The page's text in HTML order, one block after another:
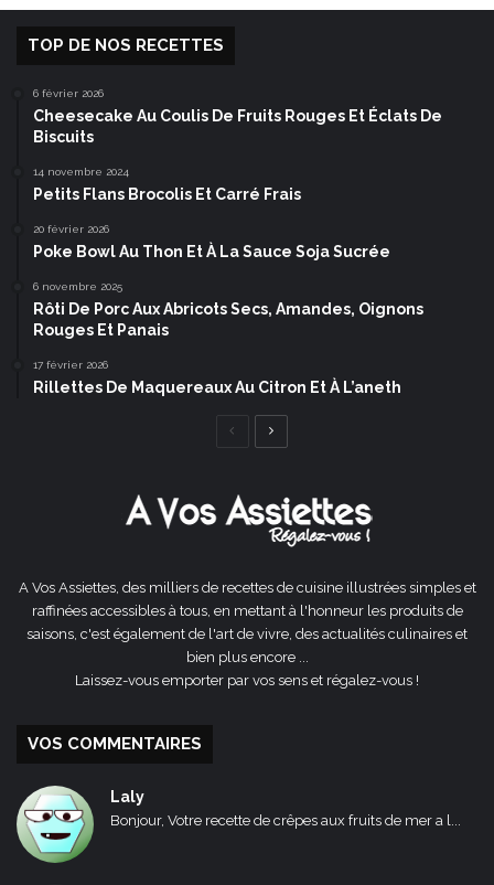
TOP DE NOS RECETTES
6 février 2026
Cheesecake Au Coulis De Fruits Rouges Et Éclats De
Biscuits
14 novembre 2024
Petits Flans Brocolis Et Carré Frais
20 février 2026
Poke Bowl Au Thon Et À La Sauce Soja Sucrée
6 novembre 2025
Rôti De Porc Aux Abricots Secs, Amandes, Oignons
Rouges Et Panais
17 février 2026
Rillettes De Maquereaux Au Citron Et À L’aneth
Page
A Vos Assiettes, des milliers de recettes de cuisine illustrées simples et
raffinées accessibles à tous, en mettant à l'honneur les produits de
saisons, c'est également de l'art de vivre, des actualités culinaires et
bien plus encore ...
Laissez-vous emporter par vos sens et régalez-vous !
VOS COMMENTAIRES
Laly
Bonjour, Votre recette de crêpes aux fruits de mer a l...